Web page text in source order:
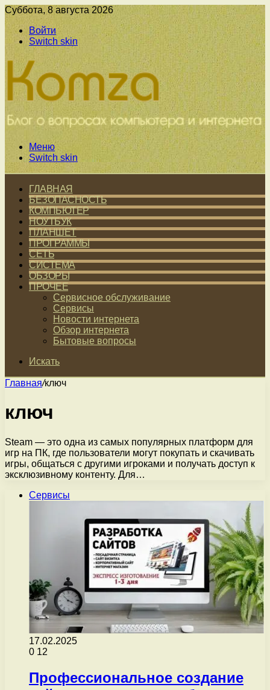
Суббота, 8 августа 2026
Войти
Switch skin
Меню
Switch skin
ГЛАВНАЯ
БЕЗОПАСНОСТЬ
КОМПЬЮТЕР
НОУТБУК
ПЛАНШЕТ
ПРОГРАММЫ
СЕТЬ
СИСТЕМА
ОБЗОРЫ
ПРОЧЕЕ
Сервисное обслуживание
Сервисы
Новости интернета
Обзор интернета
Бытовые вопросы
Искать
Главная/ключ
ключ
Steam — это одна из самых популярных платформ для
игр на ПК, где пользователи могут покупать и скачивать
игры, общаться с другими игроками и получать доступ к
эксклюзивному контенту. Для…
Сервисы
17.02.2025
0 12
Профессиональное создание